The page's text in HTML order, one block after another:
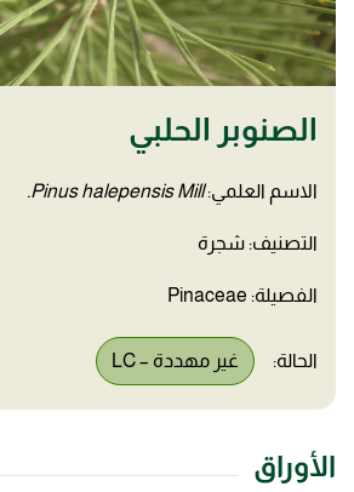
الصنوبر الحلبي
الاسم العلمي:Pinus halepensis Mill.
التصنيف: شجرة
الفصيلة: Pinaceae
الحالة: غير مهددة – LC
الأوراق